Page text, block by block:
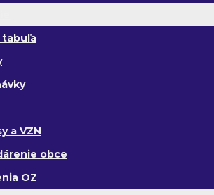
tabuľa
a VZN
obce
OZ